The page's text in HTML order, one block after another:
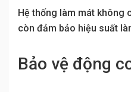
Hệ thống làm mát không
còn đảm bảo hiệu suất
Bảo vệ động